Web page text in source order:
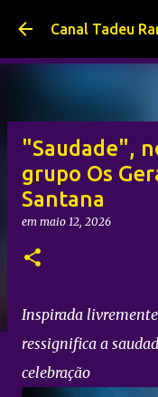
Pular
Canal Tadeu
"Saudade",
grupo Os
Santana
em maio 12, 2026
Inspirada
ressignifica a
celebração